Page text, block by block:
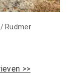
Rudmer
>>